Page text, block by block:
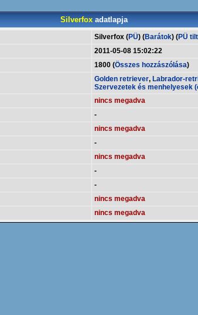
Silverfoxadatlapja
Silverfox (PÜ) (Barátok) (PÜ
2011-05-08 15:02:22
1800 (Összes hozzászólása)
Golden retriever, Labrador-
Szervezetek és menhelyesek
nincs megadva
-
nincs megadva
-
nincs megadva
-
-
nincs megadva
nincs megadva